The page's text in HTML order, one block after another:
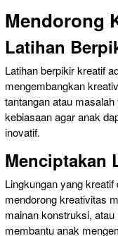
Mendorong
Latihan
Latihan berpikir kreatif
mengembangkan
tantangan atau
kebiasaan agar anak
inovatif.
Menciptakan
Lingkungan yang
mendorong kreativitas
mainan konstruksi,
membantu anak